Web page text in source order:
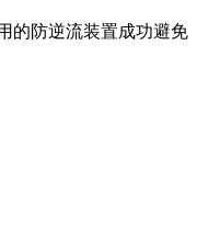
的防逆流装置成功避免